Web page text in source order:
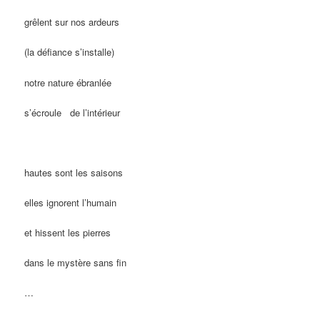
grêlent sur nos ardeurs
(la défiance s’installe)
notre nature ébranlée
s’écroule de l’intérieur
hautes sont les saisons
elles ignorent l’humain
et hissent les pierres
dans le mystère sans fin
…